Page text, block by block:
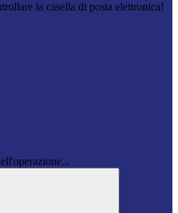
la casella di posta elettronica!